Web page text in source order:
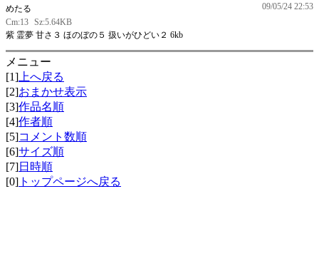
09/05/24 22:53
めたる
Cm:13 Sz:5.64KB
紫 霊夢 甘さ３ ほのぼの５ 扱いがひどい２ 6kb
メニュー
[1] 上へ戻る
[2]おまかせ表示
[3]作品名順
[4]作者順
[5]コメント数順
[6]サイズ順
[7]日時順
[0] トップページへ戻る